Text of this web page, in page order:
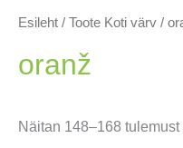
Esileht / Toote Koti värv /
oranž
Näitan 148–168 tulemust